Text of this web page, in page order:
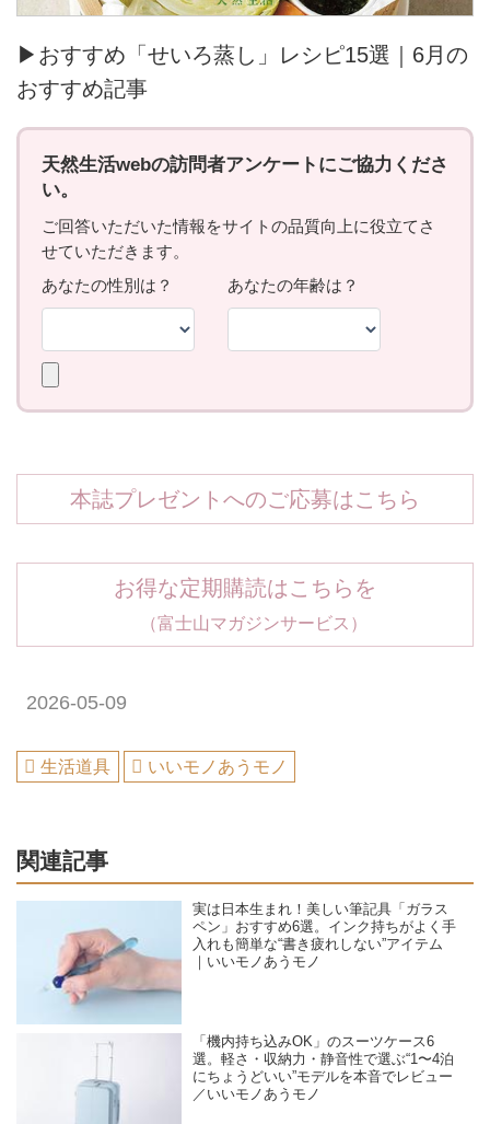
▶おすすめ「せいろ蒸し」レシピ15選｜6月の
おすすめ記事
本誌プレゼントへのご応募はこちら
お得な定期購読はこちらを
（富士山マガジンサービス）
2026-05-09
生活道具 いいモノあうモノ
関連記事
実は日本生まれ！美しい筆記具「ガラス
ペン」おすすめ6選。インク持ちがよく手
入れも簡単な“書き疲れしない”アイテム
｜いいモノあうモノ
「機内持ち込みOK」のスーツケース6
選。軽さ・収納力・静音性で選ぶ“1〜4泊
にちょうどいい”モデルを本音でレビュー
／いいモノあうモノ